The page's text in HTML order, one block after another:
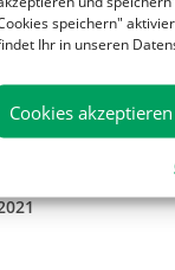
speichern"
Ihr in unseren
Cookies akzeptieren